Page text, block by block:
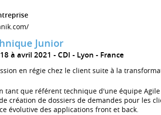
Junior
à avril 2021 CDI Lyon France
en régie chez le client suite à la
tant que référent technique d'une équipe
création de dossiers de demandes pour les
évolutive des applications front et back.